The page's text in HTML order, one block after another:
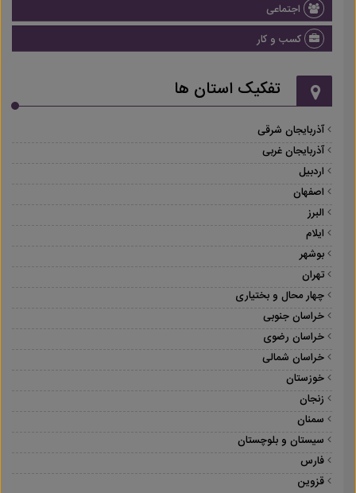
اجتماعی
کسب و کار
تفکیک استان ها
آذربایجان شرقی
آذربایجان غربی
اردبیل
اصفهان
البرز
ایلام
بوشهر
تهران
چهار محال و بختیاری
خراسان جنوبی
خراسان رضوی
خراسان شمالی
خوزستان
زنجان
سمنان
سیستان و بلوچستان
فارس
قزوین